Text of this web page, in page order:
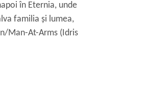
în Eternia, unde
familia și lumea,
Man-At-Arms (Idris